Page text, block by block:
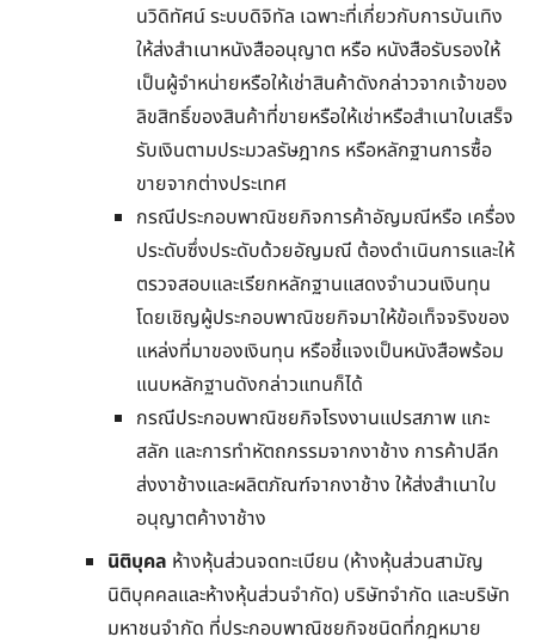
นวิดิทัศน์ ระบบดิจิทัล เฉพาะที่เกี่ยวกับการบันเทิง
ให้ส่งสำเนาหนังสืออนุญาต หรือ หนังสือรับรองให้
เป็นผู้จำหน่ายหรือให้เช่าสินค้าดังกล่าวจากเจ้าของ
ลิขสิทธิ์ของสินค้าที่ขายหรือให้เช่าหรือสำเนาใบเสร็จ
รับเงินตามประมวลรัษฎากร หรือหลักฐานการซื้อ
ขายจากต่างประเทศ
กรณีประกอบพาณิชยกิจการค้าอัญมณีหรือ เครื่อง
ประดับซึ่งประดับด้วยอัญมณี ต้องดำเนินการและให้
ตรวจสอบและเรียกหลักฐานแสดงจำนวนเงินทุน
โดยเชิญผู้ประกอบพาณิชยกิจมาให้ข้อเท็จจริงของ
แหล่งที่มาของเงินทุน หรือชี้แจงเป็นหนังสือพร้อม
แนบหลักฐานดังกล่าวแทนก็ได้
กรณีประกอบพาณิชยกิจโรงงานแปรสภาพ แกะ
สลัก และการทำหัตถกรรมจากงาช้าง การค้าปลีก
ส่งงาช้างและผลิตภัณฑ์จากงาช้าง ให้ส่งสำเนาใบ
อนุญาตค้างาช้าง
นิติบุคล ห้างหุ้นส่วนจดทะเบียน (ห้างหุ้นส่วนสามัญ
นิติบุคคลและห้างหุ้นส่วนจำกัด) บริษัทจำกัด และบริษัท
มหาชนจำกัด ที่ประกอบพาณิชยกิจชนิดที่กฎหมาย